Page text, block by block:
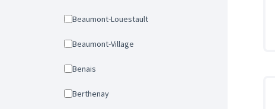
Beaumont-Louestault
Beaumont-Village
Benais
Berthenay